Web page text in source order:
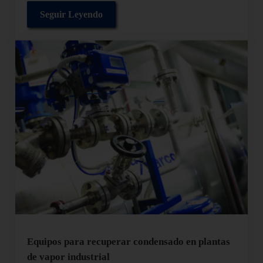
Seguir LeyendoCómo gestionar el condensado contaminado
Equipos para recuperar condensado en plantas
de vapor industrial